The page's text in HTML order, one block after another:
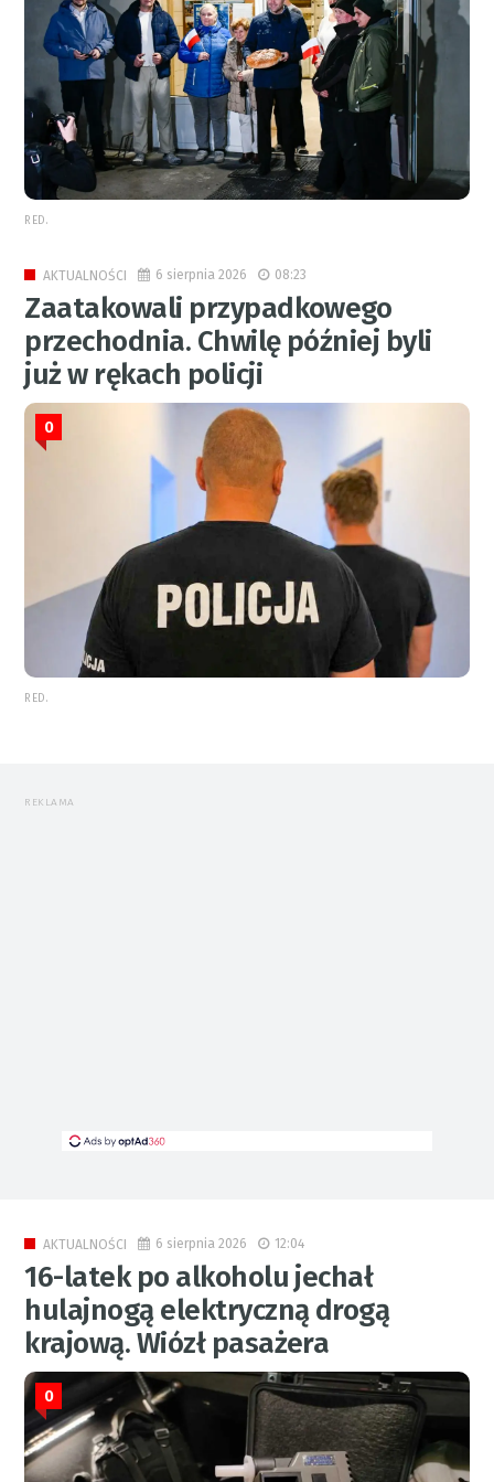
RED.
AKTUALNOŚCI 6 sierpnia 2026 08:23
Zaatakowali przypadkowego
przechodnia. Chwilę później byli
już w rękach policji
0
RED.
REKLAMA
AKTUALNOŚCI 6 sierpnia 2026 12:04
16-latek po alkoholu jechał
hulajnogą elektryczną drogą
krajową. Wiózł pasażera
0